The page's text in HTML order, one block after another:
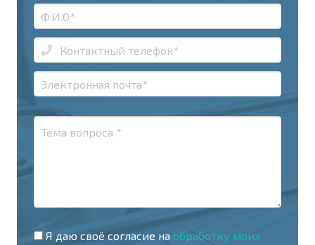
Я даю своё согласие на обработку моих